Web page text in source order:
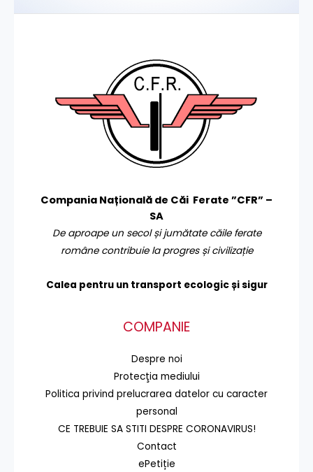
Compania Națională de Căi Ferate ”CFR” –
SA
De aproape un secol și jumătate căile ferate
române contribuie la progres și civilizație
Calea pentru un transport ecologic și sigur
COMPANIE
Despre noi
Protecţia mediului
Politica privind prelucrarea datelor cu caracter
personal
CE TREBUIE SA STITI DESPRE CORONAVIRUS!
Contact
ePetiție